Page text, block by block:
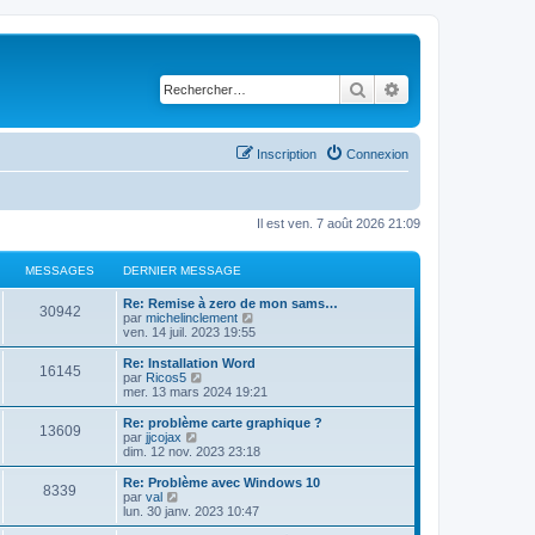
Rechercher
Connexion
Inscription
Il est ven. 7 août 2026 21:09
MESSAGES DERNIER MESSAGE
30942M
s
s
a
g
s
D
e
r
n
i
e
r
e
s
s
a
e
Re: Remise à zero de mon sams…
par michelinclement
o
n
l
r
l
e
e
n
i
ven. 14 juil. 2023 19:55
16145M
s
s
g
D
e
r
n
i
e
r
e
s
s
a
Re: Installation Word
par Ricos5
o
n
s
l
r
l
e
mer. 13 mars 2024 19:21
13609M
s
D
e
r
n
i
e
r
Re: problème carte graphique ?
par jjcojax
o
n
s
l
dim. 12 nov. 2023 23:18
8339
D
e
r
n
Re: Problème avec Windows 10
par val
o
n
lun. 30 janv. 2023 10:47